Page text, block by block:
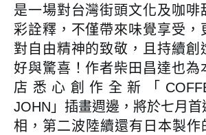
是一場對台灣街頭文化及咖啡
彩詮釋，不僅帶來味覺享受，
對自由精神的致敬，且持續創
好與驚喜！作者柴田昌達也為
店悉心創作全新「
JOHN」插畫週邊，將於七月首
相，第二波陸續還有日本製作